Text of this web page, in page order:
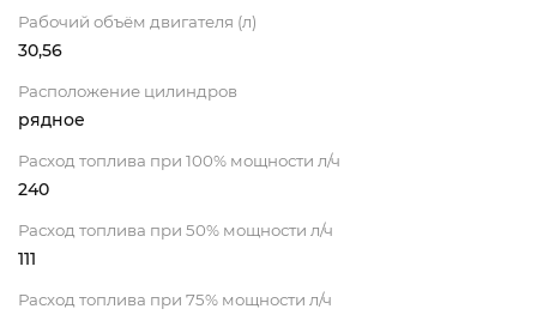
Рабочий объём двигателя (л)
30,56
Расположение цилиндров
рядное
Расход топлива при 100% мощности л/ч
240
Расход топлива при 50% мощности л/ч
111
Расход топлива при 75% мощности л/ч